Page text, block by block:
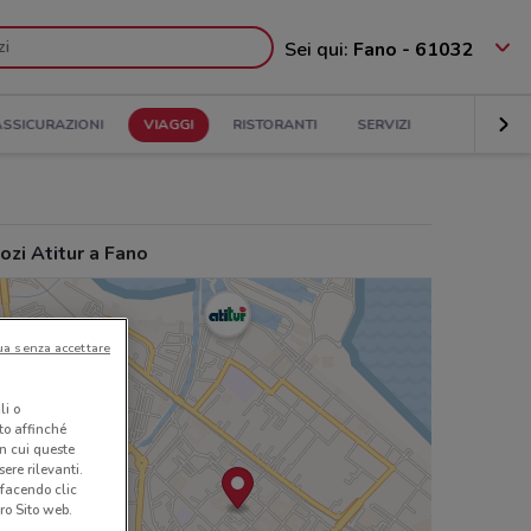
Sei qui: Fano - 61032
VIAGGI RISTORANTI SERVIZI
Atitur a Fano
o
affinché
cui queste
rilevanti.
clic
Sito web.
senza accettare